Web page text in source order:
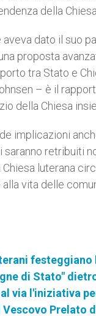
della
dato il suo
proposta
tra Stato e
– è il
della Chiesa
implicazioni
retribuiti
luterana
vita delle
di Stato"
via l'iniziativa
Prelato